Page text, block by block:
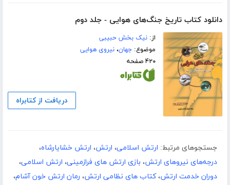
دانلود کتاب تاریخ جنگ‌های هوایی - جلد دوم
از:نیک بخش حبیبی
موضوع:جهان،نیروی هوایی
۴۲۰ صفحه
دریافت از کتابراه
جستجوهای مرتبط: ارتش اسلامی، ارتش، ارتش خشایارشاه،
درجه‌های نیروهای ارتش، بازی ارتش های فرازمینی، ارتش اسلامی،
دوران خدمت ارتش،کتاب های نظامی ارتش، رمان ارتش خون آشام،